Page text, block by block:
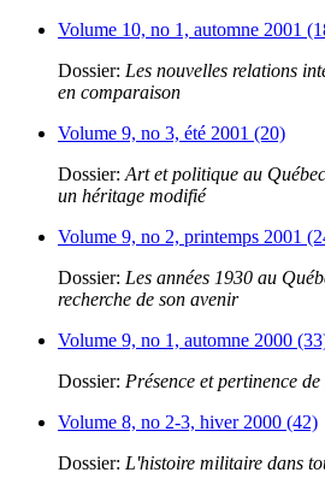
Volume 10, no 1, automne 2001
Dossier: Les nouvelles relations
en comparaison
Volume 9, no 3, été 2001 (20)
Dossier: Art et politique au
un héritage modifié
Volume 9, no 2, printemps 2001
Dossier: Les années 1930 au
recherche de son avenir
Volume 9, no 1, automne 2000
Dossier: Présence et pertinence
Volume 8, no 2-3, hiver 2000 (42)
Dossier: L'histoire militaire dans